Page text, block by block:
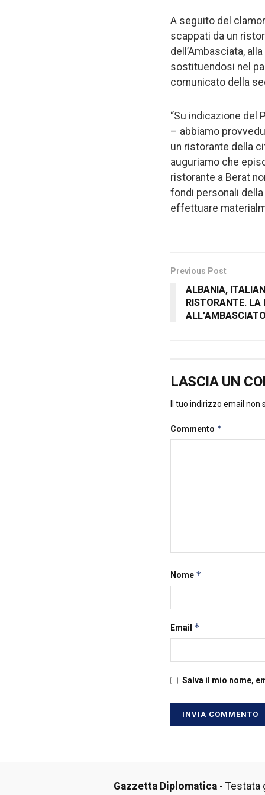
A seguito del
scappati da un
dell’Ambasciata,
sostituendosi nel
comunicato della
“Su indicazione del
– abbiamo
un ristorante della
auguriamo che
ristorante a Berat
fondi personali
effettuare
Previous Post
ALBANIA,
RISTORANTE. LA
LASCIA UN
Il tuo indirizzo email non
Commento *
Nome *
Email *
Salva il mio nome,
Gazzetta Diplomatica- Testata